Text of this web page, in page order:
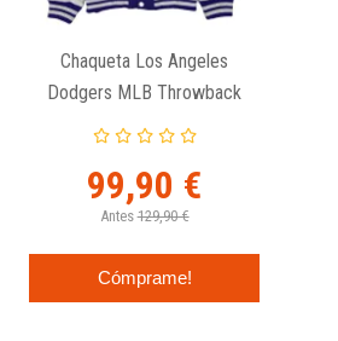
Chaqueta Los Angeles
Dodgers MLB Throwback
Prep New Era
99,90 €
Antes 129,90 €
Cómprame!